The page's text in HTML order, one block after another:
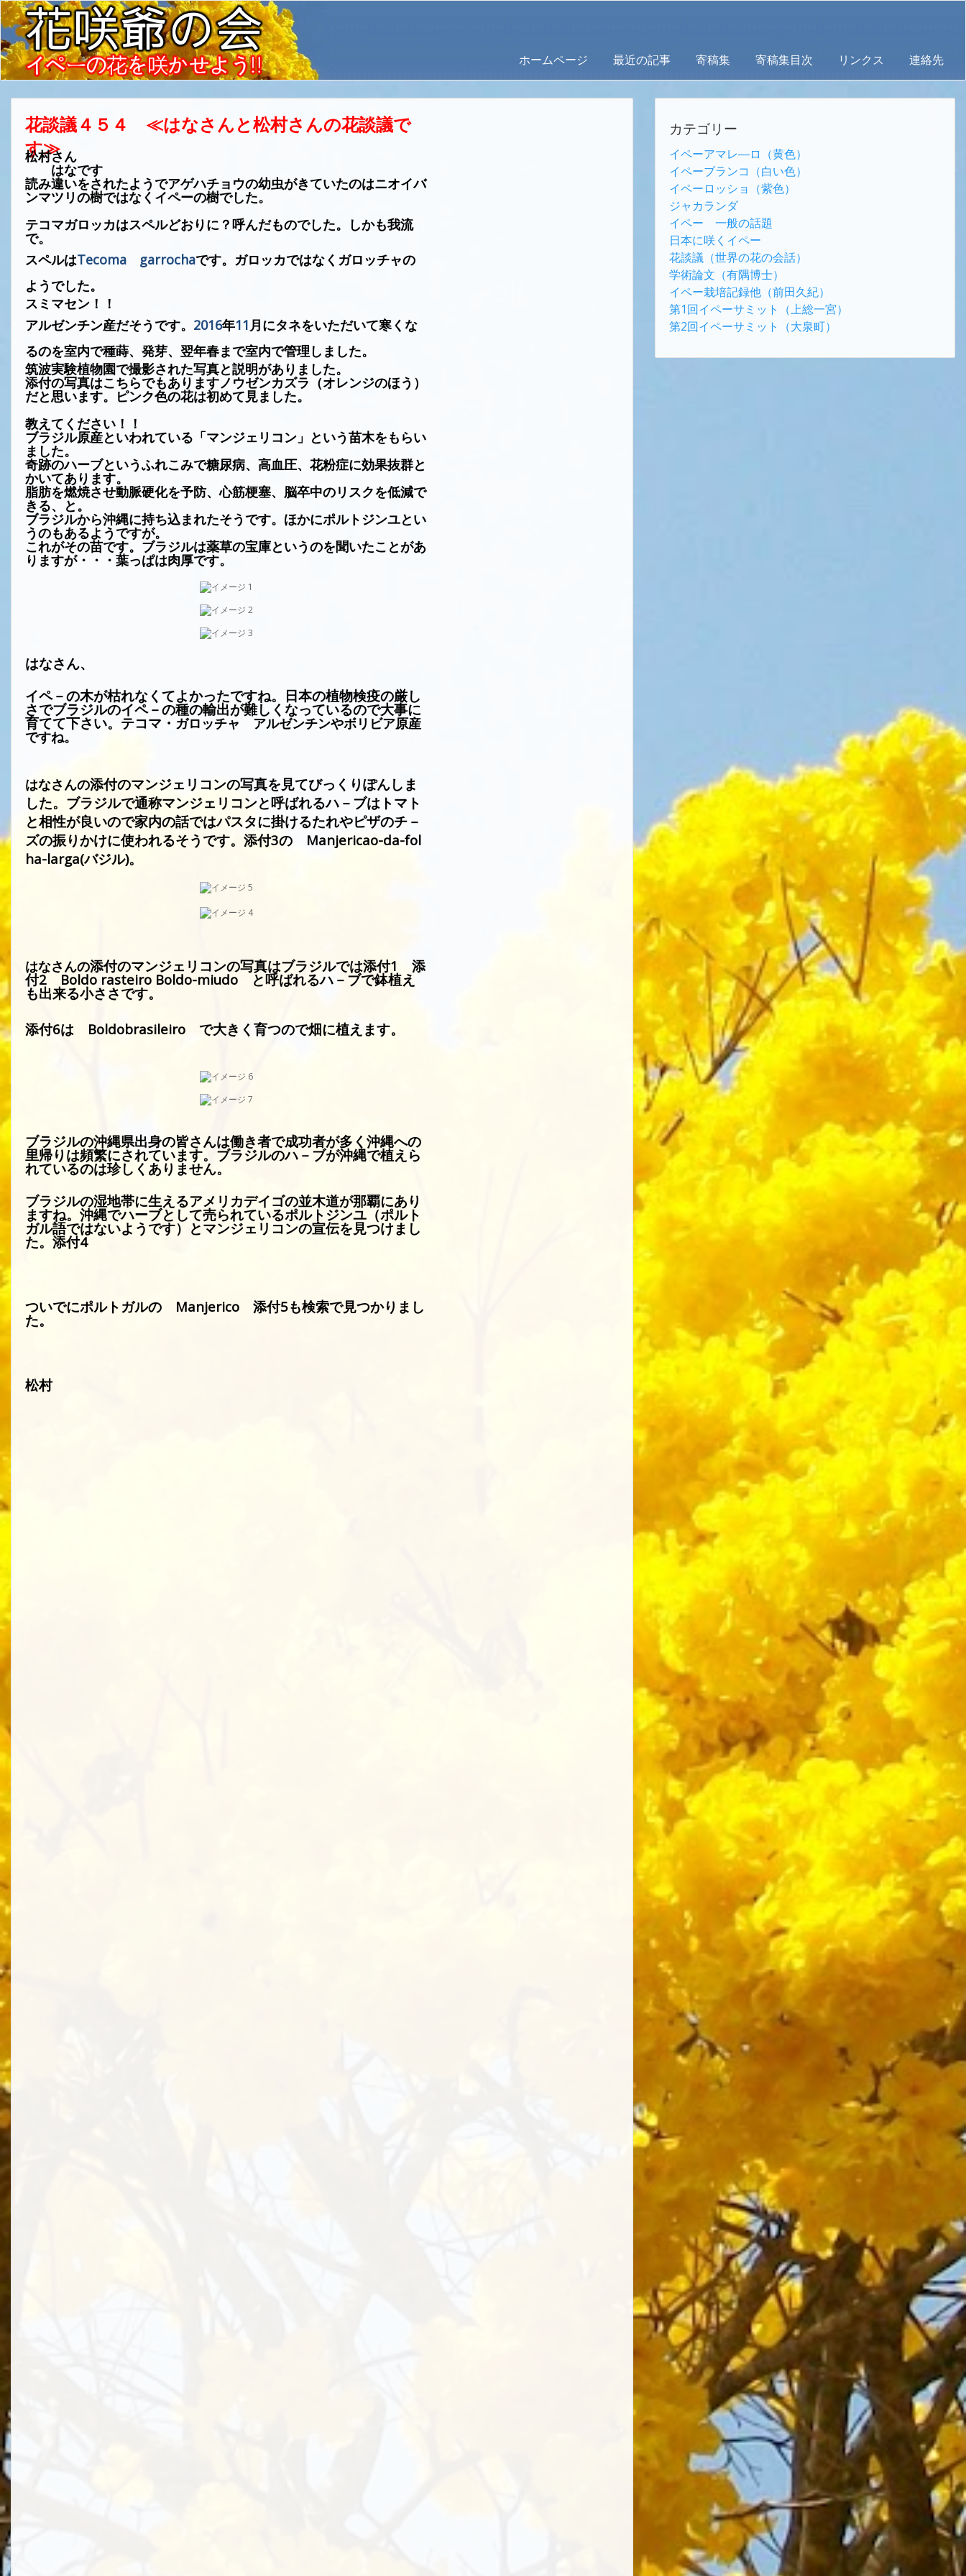
ホームページ 最近の記事 寄稿集 寄稿集目次 リンクス 連絡先
花談議４５４ ≪はなさんと松村さんの花談議で
す≫
松村さん
はなです
読み違いをされたようでアゲハチョウの幼虫がきていたのはニオイバ
ンマツリの樹ではなくイペーの樹でした。
テコマガロッカはスペルどおりに？呼んだものでした。しかも我流
で。
スペルはTecoma garrochaです。ガロッカではなくガロッチャの
ようでした。
スミマセン！！
アルゼンチン産だそうです。 2016年11 月にタネをいただいて寒くな
るのを室内で種蒔、発芽、翌年春まで室内で管理しました。
筑波実験植物園で撮影された写真と説明がありました。
添付の写真はこちらでもありますノウゼンカズラ（オレンジのほう）
だと思います。ピンク色の花は初めて見ました。
教えてください！！
ブラジル原産といわれている「マンジェリコン」という苗木をもらい
ました。
奇跡のハーブというふれこみで糖尿病、高血圧、花粉症に効果抜群と
かいてあります。
脂肪を燃焼させ動脈硬化を予防、心筋梗塞、脳卒中のリスクを低減で
きる、と。
ブラジルから沖縄に持ち込まれたそうです。ほかにポルトジンユとい
うのもあるようですが。
これがその苗です。ブラジルは薬草の宝庫というのを聞いたことがあ
りますが・・・ 葉っぱは肉厚です。
はなさん、
イペ－の木が枯れなくてよかったですね。日本の植物検疫の厳し
さでブラジルのイペ－の種の輸出が難しくなっているので大事に
育てて下さい。 テコマ・ ガロッチャ アルゼンチンやボリビア原産
ですね。
はなさんの添付のマンジェリコンの写真を見てびっくりぽんしま
した。ブラジルで通称マンジェリコンと呼ばれるハ－ブはトマト
と相性が良いので家内の話ではパスタに掛けるたれやピザのチ－
ズの振りかけに使われるそうです。添付3の Manjericao-da-fol
ha-larga(バジル)。
はなさんの添付のマンジェリコンの写真はブラジルでは添付1 添
付2 Boldo rasteiro Boldo-miudo と呼ばれるハ－ブで鉢植え
も出来る小ささです。
添付6は Boldobrasileiro で大きく育つので畑に植えます。
ブラジルの沖縄県出身の皆さんは働き者で成功者が多く沖縄への
里帰りは頻繁にされています。ブラジルのハ－ブが沖縄で植えら
れているのは珍しくありません。
ブラジルの湿地帯に生えるアメリカデイゴの並木道が那覇にあり
ますね。沖縄でハーブとして売られているポルトジンユ（ポルト
ガル語ではないようです）とマンジェリコンの宣伝を見つけまし
た。添付4
ついでにポルトガルの Manjerico 添付5も検索で見つかりまし
た。
松村
カテゴリー
イペーアマレ―ロ（黄色）
イペーブランコ（白い色）
イペーロッショ（紫色）
ジャカランダ
イペー 一般の話題
日本に咲くイペー
花談議（世界の花の会話）
学術論文（有隅博士）
イペー栽培記録他（前田久紀）
第1回イペーサミット（上総一宮）
第2回イペーサミット（大泉町）